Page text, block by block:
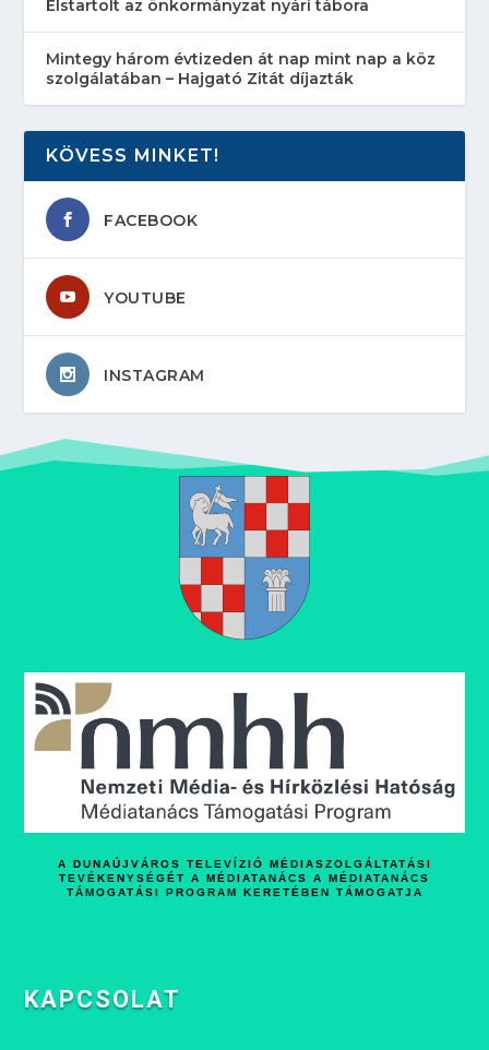
Elstartolt az önkormányzat nyári tábora
Mintegy három évtizeden át nap mint nap a köz
szolgálatában – Hajgató Zitát díjazták
KÖVESS MINKET!
FACEBOOK
YOUTUBE
INSTAGRAM
A DUNAÚJVÁROS TELEVÍZIÓ MÉDIASZOLGÁLTATÁSI
TEVÉKENYSÉGÉT A MÉDIATANÁCS A MÉDIATANÁCS
TÁMOGATÁSI PROGRAM KERETÉBEN TÁMOGATJA
KAPCSOLAT